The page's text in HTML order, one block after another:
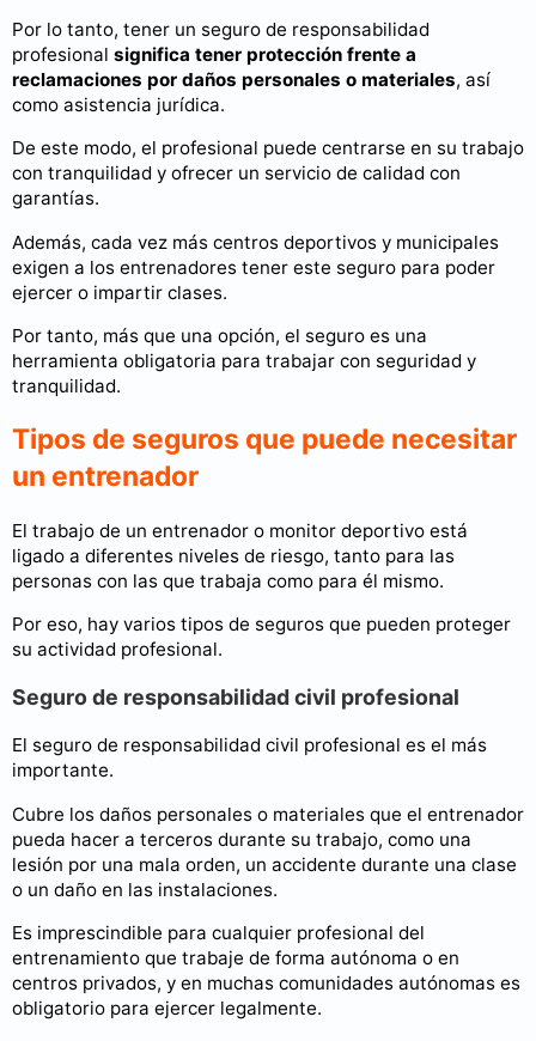
Por lo tanto, tener un seguro de responsabilidad
profesional significa tener protección frente a
reclamaciones por daños personales o materiales, así
como asistencia jurídica.
De este modo, el profesional puede centrarse en su trabajo
con tranquilidad y ofrecer un servicio de calidad con
garantías.
Además, cada vez más centros deportivos y municipales
exigen a los entrenadores tener este seguro para poder
ejercer o impartir clases.
Por tanto, más que una opción, el seguro es una
herramienta obligatoria para trabajar con seguridad y
tranquilidad.
Tipos de seguros que puede necesitar
un entrenador
El trabajo de un entrenador o monitor deportivo está
ligado a diferentes niveles de riesgo, tanto para las
personas con las que trabaja como para él mismo.
Por eso, hay varios tipos de seguros que pueden proteger
su actividad profesional.
Seguro de responsabilidad civil profesional
El seguro de responsabilidad civil profesional es el más
importante.
Cubre los daños personales o materiales que el entrenador
pueda hacer a terceros durante su trabajo, como una
lesión por una mala orden, un accidente durante una clase
o un daño en las instalaciones.
Es imprescindible para cualquier profesional del
entrenamiento que trabaje de forma autónoma o en
centros privados, y en muchas comunidades autónomas es
obligatorio para ejercer legalmente.